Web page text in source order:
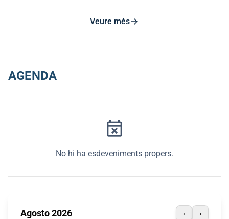
Veure mésarrow_forward
AGENDA
event_busy
No hi ha esdeveniments propers.
Agosto 2026 ‹ ›